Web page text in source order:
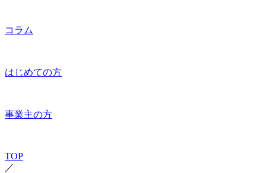
コラム
はじめての方
事業主の方
TOP
／